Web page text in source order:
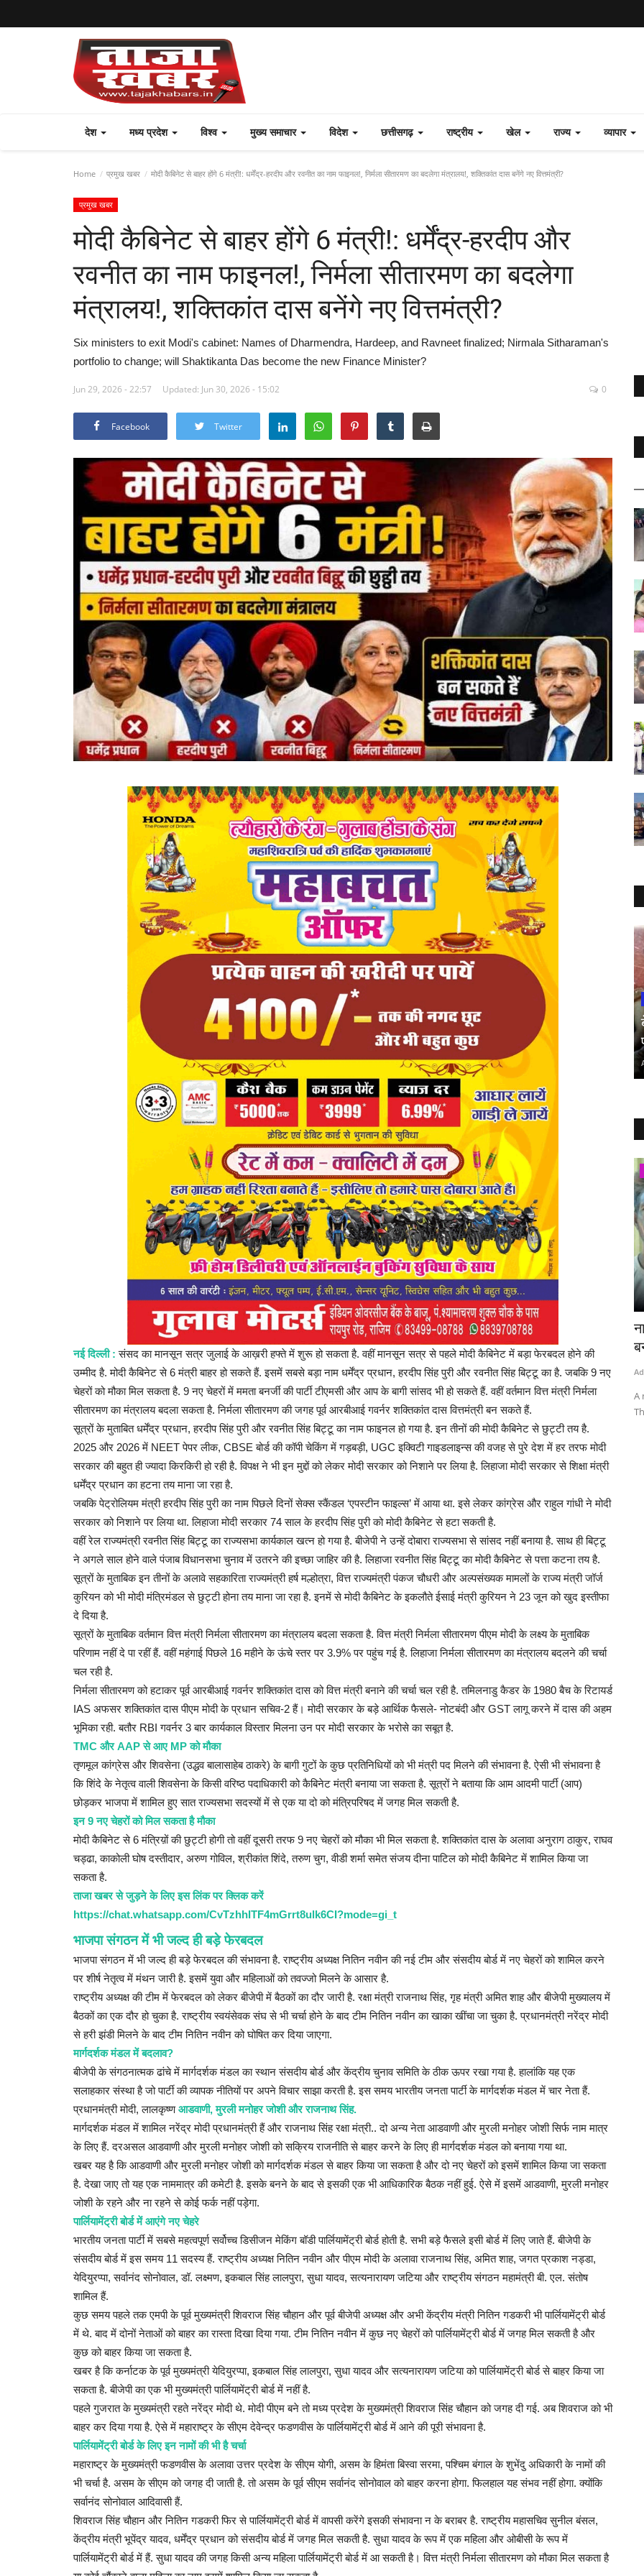
देश मध्य प्रदेश विश्व मुख्य समाचार विदेश छत्तीसगढ़ राष्ट्रीय खेल राज्य व्यापार
Home प्रमुख खबर मोदी कैबिनेट से बाहर होंगे 6 मंत्री!: धर्मेंद्र-हरदीप और रवनीत का नाम फाइनल!, निर्मला सीतारमण का बदलेगा मंत्रालय!, शक्तिकांत दास बनेंगे नए वित्तमंत्री?
प्रमुख खबर
मोदी कैबिनेट से बाहर होंगे 6 मंत्री!: धर्मेंद्र-हरदीप और
रवनीत का नाम फाइनल!, निर्मला सीतारमण का बदलेगा
मंत्रालय!, शक्तिकांत दास बनेंगे नए वित्तमंत्री?
Six ministers to exit Modi's cabinet: Names of Dharmendra, Hardeep, and Ravneet finalized; Nirmala Sitharaman's
portfolio to change; will Shaktikanta Das become the new Finance Minister?
Jun 29, 2026 - 22:57 Updated: Jun 30, 2026 - 15:02 0
Facebook Twitter
नई दिल्ली : संसद का मानसून सत्र जुलाई के आख़री हफ्ते में शुरू हो सकता है. वहीं मानसून सत्र से पहले मोदी कैबिनेट में बड़ा फेरबदल होने की
उम्मीद है. मोदी कैबिनेट से 6 मंत्री बाहर हो सकते हैं. इसमें सबसे बड़ा नाम धर्मेंद्र प्रधान, हरदीप सिंह पुरी और रवनीत सिंह बिट्टू का है. जबकि 9 नए
चेहरों को मौका मिल सकता है. 9 नए चेहरों में ममता बनर्जी की पार्टी टीएमसी और आप के बागी सांसद भी हो सकते हैं. वहीं वर्तमान वित्त मंत्री निर्मला
सीतारमण का मंत्रालय बदला सकता है. निर्मला सीतारमण की जगह पूर्व आरबीआई गवर्नर शक्तिकांत दास वित्तमंत्री बन सकते हैं.
सूत्रों के मुताबित धर्मेंद्र प्रधान, हरदीप सिंह पुरी और रवनीत सिंह बिट्टू का नाम फाइनल हो गया है. इन तीनों की मोदी कैबिनेट से छुट्टी तय है.
2025 और 2026 में NEET पेपर लीक, CBSE बोर्ड की कॉपी चेकिंग में गड़बड़ी, UGC इक्विटी गाइडलाइन्स की वजह से पुरे देश में हर तरफ मोदी
सरकार की बहुत ही ज्यादा किरकिरी हो रही है. विपक्ष ने भी इन मुद्दों को लेकर मोदी सरकार को निशाने पर लिया है. लिहाजा मोदी सरकार से शिक्षा मंत्री
धर्मेंद्र प्रधान का हटना तय माना जा रहा है.
जबकि पेट्रोलियम मंत्री हरदीप सिंह पुरी का नाम पिछले दिनों सेक्स स्कैंडल ‘एपस्टीन फाइल्स’ में आया था. इसे लेकर कांग्रेस और राहुल गांधी ने मोदी
सरकार को निशाने पर लिया था. लिहाजा मोदी सरकार 74 साल के हरदीप सिंह पुरी को मोदी कैबिनेट से हटा सकती है.
वहीं रेल राज्यमंत्री रवनीत सिंह बिट्टू का राज्यसभा कार्यकाल खत्न हो गया है. बीजेपी ने उन्हें दोबारा राज्यसभा से सांसद नहीं बनाया है. साथ ही बिट्टू
ने अगले साल होने वाले पंजाब विधानसभा चुनाव में उतरने की इच्छा जाहिर की है. लिहाजा रवनीत सिंह बिट्टू का मोदी कैबिनेट से पत्ता कटना तय है.
सूत्रों के मुताबिक इन तीनों के अलावे सहकारिता राज्यमंत्री हर्ष मल्होत्रा, वित्त राज्यमंत्री पंकज चौधरी और अल्पसंख्यक मामलों के राज्य मंत्री जॉर्ज
कुरियन को भी मोदी मंत्रिमंडल से छुट्टी होना तय माना जा रहा है. इनमें से मोदी कैबिनेट के इकलौते ईसाई मंत्री कुरियन ने 23 जून को खुद इस्तीफा
दे दिया है.
सूत्रों के मुताबिक वर्तमान वित्त मंत्री निर्मला सीतारमण का मंत्रालय बदला सकता है. वित्त मंत्री निर्मला सीतारमण पीएम मोदी के लक्ष्य के मुताबिक
परिणाम नहीं दे पा रहीं हैं. वहीं महंगाई पिछले 16 महीने के ऊंचे स्तर पर 3.9% पर पहुंच गई है. लिहाजा निर्मला सीतारमण का मंत्रालय बदलने की चर्चा
चल रही है.
निर्मला सीतारमण को हटाकर पूर्व आरबीआई गवर्नर शक्तिकांत दास को वित्त मंत्री बनाने की चर्चा चल रही है. तमिलनाडु कैडर के 1980 बैच के रिटायर्ड
IAS अफसर शक्तिकांत दास पीएम मोदी के प्रधान सचिव-2 हैं। मोदी सरकार के बड़े आर्थिक फैसले- नोटबंदी और GST लागू करने में दास की अहम
भूमिका रही. बतौर RBI गवर्नर 3 बार कार्यकाल विस्तार मिलना उन पर मोदी सरकार के भरोसे का सबूत है.
TMC और AAP से आए MP को मौका
तृणमूल कांग्रेस और शिवसेना (उद्धव बालासाहेब ठाकरे) के बागी गुटों के कुछ प्रतिनिधियों को भी मंत्री पद मिलने की संभावना है. ऐसी भी संभावना है
कि शिंदे के नेतृत्व वाली शिवसेना के किसी वरिष्ठ पदाधिकारी को कैबिनेट मंत्री बनाया जा सकता है. सूत्रों ने बताया कि आम आदमी पार्टी (आप)
छोड़कर भाजपा में शामिल हुए सात राज्यसभा सदस्यों में से एक या दो को मंत्रिपरिषद में जगह मिल सकती है.
इन 9 नए चेहरों को मिल सकता है मौका
मोदी कैबिनेट से 6 मंत्रिय़ों की छुट्टी होगी तो वहीं दूसरी तरफ 9 नए चेहरों को मौका भी मिल सकता है. शक्तिकांत दास के अलावा अनुराग ठाकुर, राघव
चड्ढा, काकोली घोष दस्तीदार, अरुण गोविल, श्रीकांत शिंदे, तरुण चुग, वीडी शर्मा समेत संजय दीना पाटिल को मोदी कैबिनेट में शामिल किया जा
सकता है.
ताजा खबर से जुड़ने के लिए इस लिंक पर क्लिक करें
https://chat.whatsapp.com/CvTzhhITF4mGrrt8ulk6CI?mode=gi_t
भाजपा संगठन में भी जल्द ही बड़े फेरबदल
भाजपा संगठन में भी जल्द ही बड़े फेरबदल की संभावना है. राष्ट्रीय अध्यक्ष नितिन नवीन की नई टीम और संसदीय बोर्ड में नए चेहरों को शामिल करने
पर शीर्ष नेतृत्व में मंथन जारी है. इसमें युवा और महिलाओं को तवज्जो मिलने के आसार है.
राष्ट्रीय अध्यक्ष की टीम में फेरबदल को लेकर बीजेपी में बैठकों का दौर जारी है. रक्षा मंत्री राजनाथ सिंह, गृह मंत्री अमित शाह और बीजेपी मुख्यालय में
बैठकों का एक दौर हो चुका है. राष्ट्रीय स्वयंसेवक संघ से भी चर्चा होने के बाद टीम नितिन नवीन का खाका खींचा जा चुका है. प्रधानमंत्री नरेंद्र मोदी
से हरी झंडी मिलने के बाद टीम नितिन नवीन को घोषित कर दिया जाएगा.
मार्गदर्शक मंडल में बदलाव?
बीजेपी के संगठनात्मक ढांचे में मार्गदर्शक मंडल का स्थान संसदीय बोर्ड और केंद्रीय चुनाव समिति के ठीक ऊपर रखा गया है. हालांकि यह एक
सलाहकार संस्था है जो पार्टी की व्यापक नीतियों पर अपने विचार साझा करती है. इस समय भारतीय जनता पार्टी के मार्गदर्शक मंडल में चार नेता हैं.
प्रधानमंत्री मोदी, लालकृष्णआडवाणी, मुरली मनोहर जोशी और राजनाथ सिंह.
मार्गदर्शक मंडल में शामिल नरेंद्र मोदी प्रधानमंत्री हैं और राजनाथ सिंह रक्षा मंत्री.. दो अन्य नेता आडवाणी और मुरली मनोहर जोशी सिर्फ नाम मात्र
के लिए हैं. दरअसल आडवाणी और मुरली मनोहर जोशी को सक्रिय राजनीति से बाहर करने के लिए ही मार्गदर्शक मंडल को बनाया गया था.
खबर यह है कि आडवाणी और मुरली मनोहर जोशी को मार्गदर्शक मंडल से बाहर किया जा सकता है और दो नए चेहरों को इसमें शामिल किया जा सकता
है. देखा जाए तो यह एक नाममात्र की कमेटी है. इसके बनने के बाद से इसकी एक भी आधिकारिक बैठक नहीं हुई. ऐसे में इसमें आडवाणी, मुरली मनोहर
जोशी के रहने और ना रहने से कोई फर्क नहीं पड़ेगा.
पार्लियामेंट्री बोर्ड में आएंगे नए चेहरे
भारतीय जनता पार्टी में सबसे महत्वपूर्ण सर्वोच्च डिसीजन मेकिंग बॉडी पार्लियामेंट्री बोर्ड होती है. सभी बड़े फैसले इसी बोर्ड में लिए जाते हैं. बीजेपी के
संसदीय बोर्ड में इस समय 11 सदस्य हैं. राष्ट्रीय अध्यक्ष नितिन नवीन और पीएम मोदी के अलावा राजनाथ सिंह, अमित शाह, जगत प्रकाश नड्डा,
येदियुरप्पा, सर्वानंद सोनोवाल, डॉ. लक्ष्मण, इकबाल सिंह लालपुरा, सुधा यादव, सत्यनारायण जटिया और राष्ट्रीय संगठन महामंत्री बी. एल. संतोष
शामिल हैं.
कुछ समय पहले तक एमपी के पूर्व मुख्यमंत्री शिवराज सिंह चौहान और पूर्व बीजेपी अध्यक्ष और अभी केंद्रीय मंत्री नितिन गडकरी भी पार्लियामेंट्री बोर्ड
में थे. बाद में दोनों नेताओं को बाहर का रास्ता दिखा दिया गया. टीम नितिन नवीन में कुछ नए चेहरों को पार्लियामेंट्री बोर्ड में जगह मिल सकती है और
कुछ को बाहर किया जा सकता है.
खबर है कि कर्नाटक के पूर्व मुख्यमंत्री येदियुरप्पा, इकबाल सिंह लालपुरा, सुधा यादव और सत्यनारायण जटिया को पार्लियामेंट्री बोर्ड से बाहर किया जा
सकता है. बीजेपी का एक भी मुख्यमंत्री पार्लियामेंट्री बोर्ड में नहीं है.
पहले गुजरात के मुख्यमंत्री रहते नरेंद्र मोदी थे. मोदी पीएम बने तो मध्य प्रदेश के मुख्यमंत्री शिवराज सिंह चौहान को जगह दी गई. अब शिवराज को भी
बाहर कर दिया गया है. ऐसे में महाराष्ट्र के सीएम देवेन्द्र फडणवीस के पार्लियामेंट्री बोर्ड में आने की पूरी संभावना है.
पार्लियामेंट्री बोर्ड के लिए इन नामों की भी है चर्चा
महाराष्ट्र के मुख्यमंत्री फडणवीस के अलावा उत्तर प्रदेश के सीएम योगी, असम के हिमंता बिस्वा सरमा, पश्चिम बंगाल के शुभेंदु अधिकारी के नामों की
भी चर्चा है. असम के सीएम को जगह दी जाती है. तो असम के पूर्व सीएम सर्वानंद सोनोवाल को बाहर करना होगा. फिलहाल यह संभव नहीं होगा. क्योंकि
सर्वानंद सोनोवाल आदिवासी हैं.
शिवराज सिंह चौहान और नितिन गडकरी फिर से पार्लियामेंट्री बोर्ड में वापसी करेंगे इसकी संभावना न के बराबर है. राष्ट्रीय महासचिव सुनील बंसल,
केंद्रीय मंत्री भूपेंद्र यादव, धर्मेंद्र प्रधान को संसदीय बोर्ड में जगह मिल सकती है. सुधा यादव के रूप में एक महिला और ओबीसी के रूप में
पार्लियामेंट्री बोर्ड में हैं. सुधा यादव की जगह किसी अन्य महिला पार्लियामेंट्री बोर्ड में आ सकती है। वित्त मंत्री निर्मला सीतारमण को मौका मिल सकता है
accused the
Samsung ने स्मार्टफोन गैलेक्सी जेड फोल्ड6 की
घोषणा की...
Admin Jul 18, 2024 0
Samsung Galaxy Z Fold6 : सैमसंग ने छठी पीढ़ी के फोल्डेबल स्मार्टफोन
गैलेक्सी जेड...
मध्य प्रदेश
नाबालिग से गैंगरेप, अगवा कर बेंगलुरु ले गए, बंधक
बनाकर...
Admin May 14, 2026 0
A minor was gang-raped, kidnapped and taken to Bengaluru.
The landlady held her...